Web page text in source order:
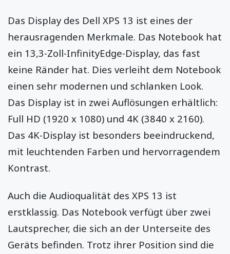
Das Display des Dell XPS 13 ist eines der
herausragenden Merkmale. Das Notebook hat
ein 13,3-Zoll-InfinityEdge-Display, das fast
keine Ränder hat. Dies verleiht dem Notebook
einen sehr modernen und schlanken Look.
Das Display ist in zwei Auflösungen erhältlich:
Full HD (1920 x 1080) und 4K (3840 x 2160).
Das 4K-Display ist besonders beeindruckend,
mit leuchtenden Farben und hervorragendem
Kontrast.
Auch die Audioqualität des XPS 13 ist
erstklassig. Das Notebook verfügt über zwei
Lautsprecher, die sich an der Unterseite des
Geräts befinden. Trotz ihrer Position sind die